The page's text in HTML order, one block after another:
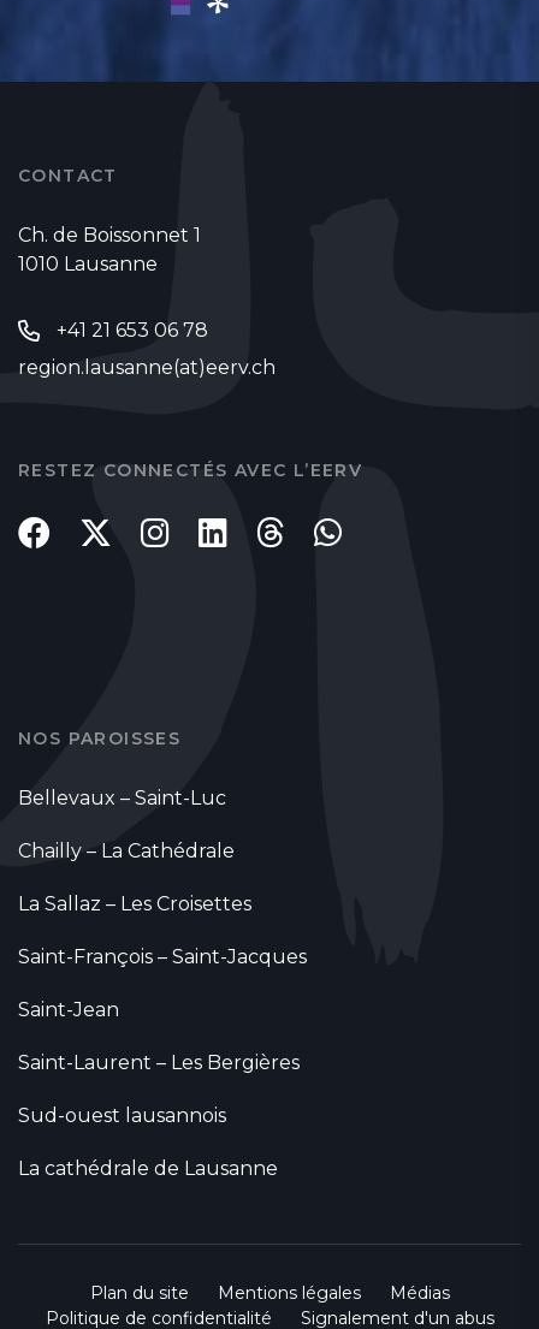
CONTACT
Ch. de Boissonnet 1
1010 Lausanne
+41 21 653 06 78
region.lausanne(at)eerv.ch
RESTEZ CONNECTÉS AVEC L’EERV
NOS PAROISSES
Bellevaux – Saint-Luc
Chailly – La Cathédrale
La Sallaz – Les Croisettes
Saint-François – Saint-Jacques
Saint-Jean
Saint-Laurent – Les Bergières
Sud-ouest lausannois
La cathédrale de Lausanne
Plan du site Mentions légales
Médias
Politique de confidentialité
Signalement d'un abus